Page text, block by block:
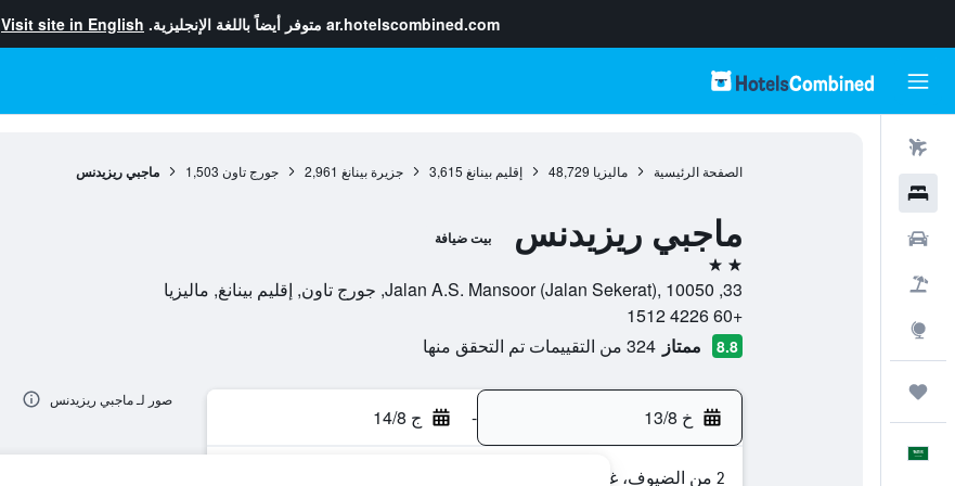
ar.hotelscombined.com متوفر أيضاً باللغة الإنجليزية. Visit site in English
الصفحة الرئيسية ماليزيا 48,729 إقليم بينانغ 3,615 جزيرة بينانغ 2,961 جورج تاون 1,503 ماجبي ريزيدنس
ماجبي ريزيدنس بيت ضيافة
2 نجمتين
33, Jalan A.S. Mansoor (Jalan Sekerat), 10050, جورج تاون, إقليم بينانغ, ماليزيا
+60 4226 1512
8.8 ممتاز 324 من التقييمات تم التحقق منها
خ 13/8 - ج 14/8
2 من الضيوف، غرفة واحدة
صور لـ ماجبي ريزيدنس